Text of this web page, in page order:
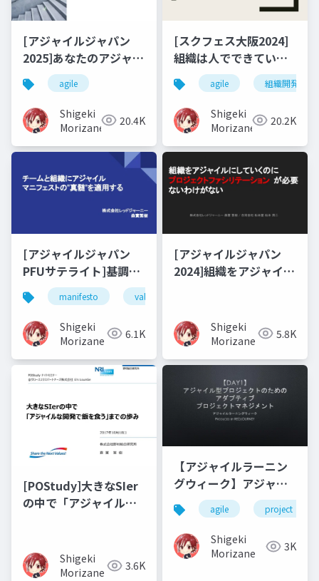
[アジャイルジャパン
2025]あなたのアジャイ
ルがうまくいかない10
の理由～"Reboot"のた
めの処方箋～
agile
Shigeki
Morizane
20.4K
[スクフェス大阪2024]
組織は人でできている
～組織をマルチレイヤ
ーアジャイルでコネク
トしよう～
agile 組織開発
Shigeki
Morizane
20.2K
[アジャイルジャパン
PFUサテライト]基調講
演
manifesto value
Shigeki
Morizane
6.1K
[アジャイルジャパン
2024]組織をアジャイル
ョンが必要ないわけが
ない
Shigeki
Morizane
5.8K
[POStudy]大きなSIer
の中で「アジャイルな
Shigeki
Morizane
3.6K
【アジャイルラーニン
グウィーク】アジャイ
ル型プロジェクトのた
めのアダプティブプロ
ジェクトマネジメント
agile project
Shigeki
Morizane
3K